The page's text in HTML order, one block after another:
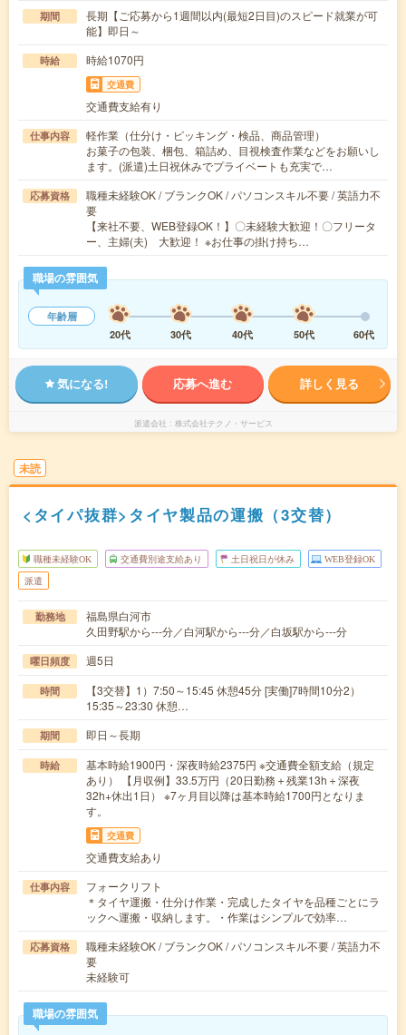
期間
長期【ご応募から1週間以内(最短2日目)のスピード就業が可
能】即日～
時給 時給1070円
交通費
交通費支給有り
仕事内容
軽作業（仕分け・ピッキング・検品、商品管理）
お菓子の包装、梱包、箱詰め、目視検査作業などをお願いし
ます。(派遣)土日祝休みでプライベートも充実で…
応募資格
職種未経験OK / ブランクOK / パソコンスキル不要 / 英語力不
要
【来社不要、WEB登録OK！】〇未経験大歓迎！〇フリータ
ー、主婦(夫) 大歓迎！ ※お仕事の掛け持ち…
職場の雰囲気
年齢層
20代
30代 40代 50代 60代
気になる! 応募へ進む 詳しく見る
派遣会社 株式会社テクノ・サービス
未読
<タイパ抜群>タイヤ製品の運搬（3交替）
職種未経験OK 交通費別途支給あり 土日祝日が休み WEB登録OK
派遣
勤務地
福島県白河市
久田野駅から---分／白河駅から---分／白坂駅から---分
曜日頻度 週5日
時間
【3交替】1）7:50～15:45 休憩45分 [実働]7時間10分2）
15:35～23:30 休憩…
期間 即日～長期
時給
基本時給1900円・深夜時給2375円 ※交通費全額支給（規定
あり） 【月収例】33.5万円（20日勤務＋残業13h＋深夜
32h+休出1日） ※7ヶ月目以降は基本時給1700円となりま
す。
交通費
交通費支給あり
仕事内容
フォークリフト
＊タイヤ運搬・仕分け作業・完成したタイヤを品種ごとにラ
ックへ運搬・収納します。・作業はシンプルで効率…
応募資格
職種未経験OK / ブランクOK / パソコンスキル不要 / 英語力不
要
未経験可
職場の雰囲気